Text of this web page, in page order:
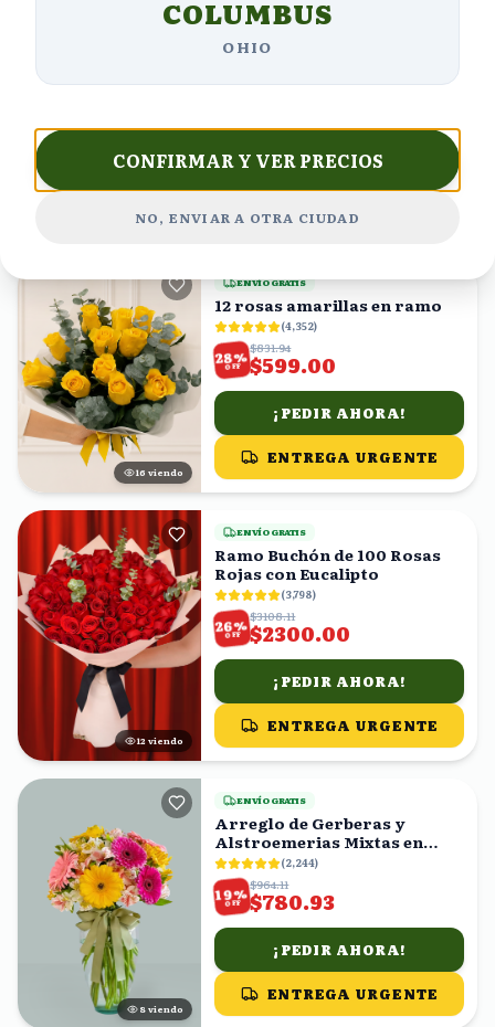
25 viendo
Alegría Radiante en Caja
¡PEDIR AHORA!
16 viendo
ENVÍO GRATIS
12 rosas amarillas en ramo
(4,352)
28%
OFF
$831.94
$599.00
¡PEDIR AHORA!
ENTREGA URGENTE
12 viendo
ENVÍO GRATIS
Ramo Buchón de 100 Rosas
Rojas con Eucalipto
(3,798)
26%
OFF
$3108.11
$2300.00
¡PEDIR AHORA!
ENTREGA URGENTE
8 viendo
ENVÍO GRATIS
Arreglo de Gerberas y
Alstroemerias Mixtas en
Florero con Moño Verde
(2,244)
19%
OFF
$964.11
$780.93
¡PEDIR AHORA!
ENTREGA URGENTE
COLUMBUS
OHIO
CONFIRMAR Y VER PRECIOS
NO, ENVIAR A OTRA CIUDAD